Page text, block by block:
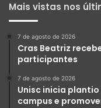
Mais vistas nos
7 de agosto de 2026
Cras Beatriz
participantes
7 de agosto de 2026
Unisc inicia plantio
campus e